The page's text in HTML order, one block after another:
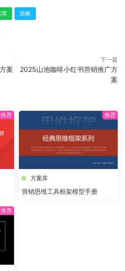
库 策略
案
下一篇
2025山池咖啡小红书营销推广方
案
方案库
营销思维工具框架模型手册